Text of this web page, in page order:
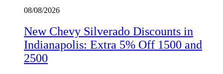
08/08/2026
New Chevy Silverado Discounts in
Indianapolis: Extra 5% Off 1500 and
2500